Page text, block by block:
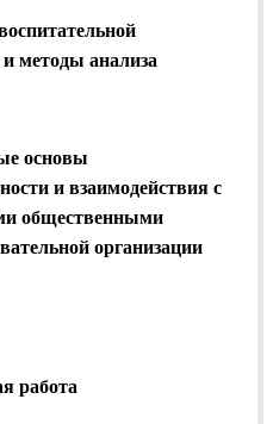
методы анализа
основы
и взаимодействия с
общественными
организации
работа